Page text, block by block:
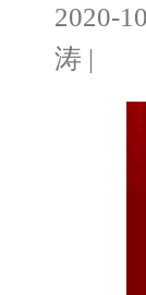
2020-
涛 |